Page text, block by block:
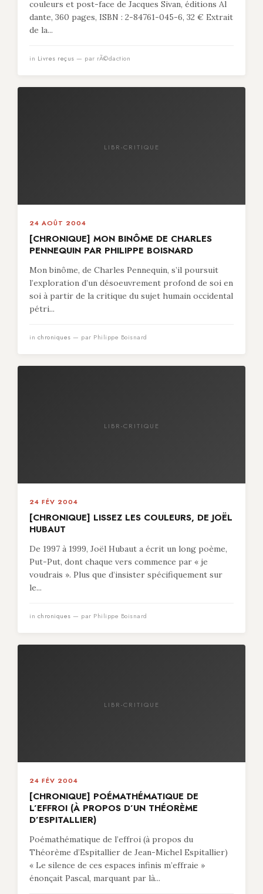
couleurs et post-face de Jacques Sivan, éditions Al
dante, 360 pages, ISBN : 2-84761-045-6, 32 € Extrait
de la...
in Livres reçus — par rÃ©daction
LIBR-CRITIQUE
24 AOÛT 2004
[CHRONIQUE] MON BINÔME DE CHARLES
PENNEQUIN PAR PHILIPPE BOISNARD
Mon binôme, de Charles Pennequin, s’il poursuit
l’exploration d’un désoeuvrement profond de soi en
soi à partir de la critique du sujet humain occidental
pétri...
in chroniques — par Philippe Boisnard
LIBR-CRITIQUE
24 FÉV 2004
[CHRONIQUE] LISSEZ LES COULEURS, DE JOËL
HUBAUT
De 1997 à 1999, Joël Hubaut a écrit un long poème,
Put-Put, dont chaque vers commence par « je
voudrais ». Plus que d’insister spécifiquement sur
le...
in chroniques — par Philippe Boisnard
LIBR-CRITIQUE
24 FÉV 2004
[CHRONIQUE] POÉMATHÉMATIQUE DE
L’EFFROI (À PROPOS D’UN THÉORÈME
D’ESPITALLIER)
Poémathématique de l’effroi (à propos du
Théorème d’Espitallier de Jean-Michel Espitallier)
« Le silence de ces espaces infinis m’effraie »
énonçait Pascal, marquant par là...